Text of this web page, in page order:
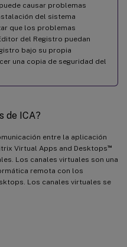
causar problemas
del sistema
que los problemas
del Registro puedan
bajo su propia
una copia de seguridad del
de ICA?
entre la aplicación
Virtual Apps and Desktops™
Los canales virtuales son una
remota con los
Los canales virtuales se